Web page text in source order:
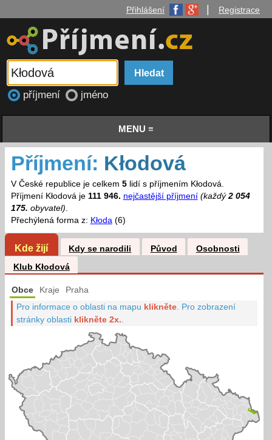
Přihlášení Registrace
příjmení jméno
MENU ≡
Příjmení: Kłodová
V České republice je celkem 5lidí s příjmením Kłodová.
Příjmení Kłodová je 111 946. nejčastější příjmení (každý2 054
175. obyvatel).
Přechýlená forma z: Kłoda(6)
Kde žijí Kdy se narodili Původ
Osobnosti
Klub Kłodová
Obce Kraje Praha
Pro informace o oblasti na mapu klikněte Pro zobrazení
stránky oblasti klikněte 2x.